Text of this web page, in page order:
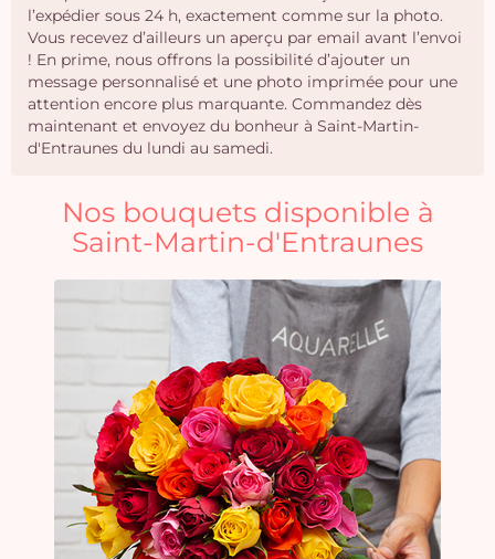
l’expédier sous 24 h, exactement comme sur la photo.
Vous recevez d’ailleurs un aperçu par email avant l’envoi
! En prime, nous offrons la possibilité d’ajouter un
message personnalisé et une photo imprimée pour une
attention encore plus marquante. Commandez dès
maintenant et envoyez du bonheur à Saint-Martin-
d'Entraunes du lundi au samedi.
Nos bouquets disponible à
Saint-Martin-d'Entraunes